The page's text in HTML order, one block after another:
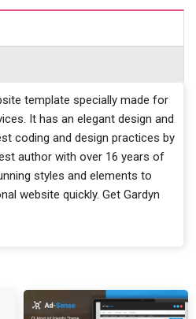
template specially made for
It has an elegant design and
coding and design practices by
author with over 16 years of
styles and elements to
website quickly. Get Gardyn